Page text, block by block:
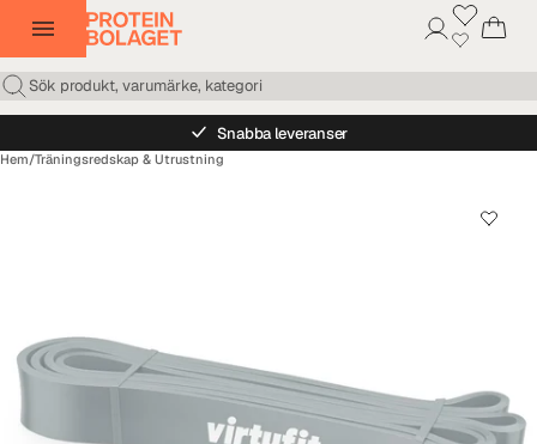
Snabba leveranser
Hem/Träningsredskap & Utrustning